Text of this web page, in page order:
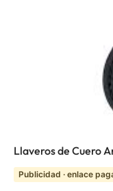
Llaveros de Cuero
Publicidad · enlace